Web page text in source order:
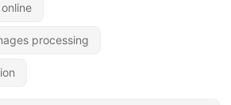
processing